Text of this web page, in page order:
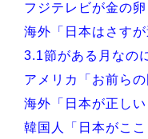
フジテレビが金の
海外「日本はさす
3.1節がある月なの
アメリカ「お前ら
海外「日本が正し
韓国人「日本がこ